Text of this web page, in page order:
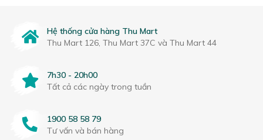
Hệ thống cửa hàng Thu Mart
Thu Mart 126, Thu Mart 37C và Thu Mart 44
7h30 - 20h00
Tất cả các ngày trong tuần
1900 58 58 79
Tư vấn và bán hàng